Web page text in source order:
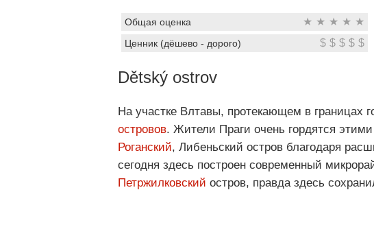
Общая оценка ★ ★ ★ ★ ★
Ценник (дёшево - дорого) $ $ $ $ $
Dětský ostrov
На участке Влтавы, протекающем в границах
островов. Жители Праги очень гордятся
Роганский, Либеньский остров благодаря
сегодня здесь построен современный
Петржилковский остров, правда здесь